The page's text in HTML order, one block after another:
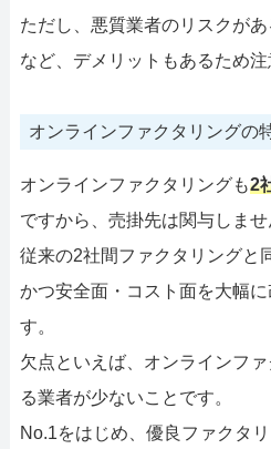
ただし、悪質業者のリスクが
など、デメリットもあるため注
オンラインファクタリングの
オンラインファクタリングも2
ですから、売掛先は関与しませ
従来の2社間ファクタリングと
かつ安全面・コスト面を大幅
す。
欠点といえば、オンラインフ
る業者が少ないことです。
No.1をはじめ、優良ファクタ